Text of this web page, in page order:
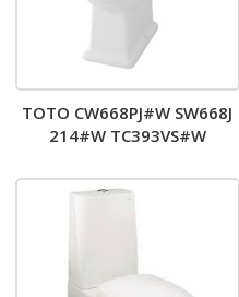
TOTO CW668PJ#W SW668J
214#W TC393VS#W
T53DSR#W – Bồn cầu 2 khối